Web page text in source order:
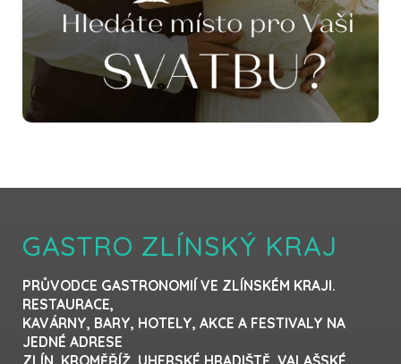
GASTRO ZLÍNSKÝ KRAJ
PRŮVODCE GASTRONOMIÍ VE ZLÍNSKÉM KRAJI.
RESTAURACE,
KAVÁRNY, BARY, HOTELY, AKCE A FESTIVALY NA
JEDNÉ ADRESE
ZLÍN, KROMĚŘÍŽ, UHERSKÉ HRADIŠTĚ, VALAŠSKÉ